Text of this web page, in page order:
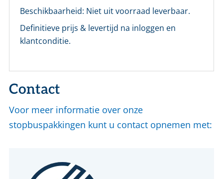
Beschikbaarheid: Niet uit voorraad leverbaar.
Definitieve prijs & levertijd na inloggen en
klantconditie.
Contact
Voor meer informatie over onze
stopbuspakkingen kunt u contact opnemen met: